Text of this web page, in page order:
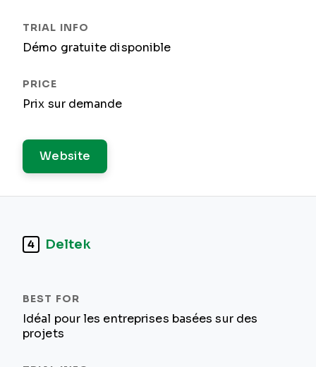
Démo gratuite disponible
Prix sur demande
Website
4 Deltek
Idéal pour les entreprises basées sur des
projets